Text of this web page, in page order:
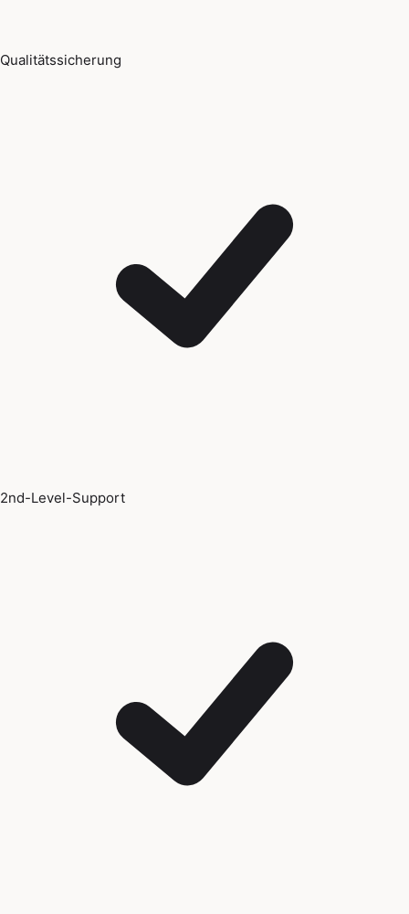
Qualitätssicherung
2nd-Level-Support